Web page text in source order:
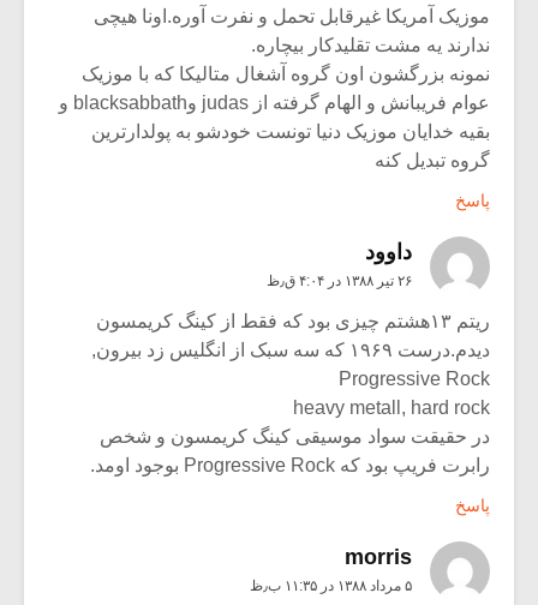
موزیک آمریکا غیرقابل تحمل و نفرت آوره.اونا هیچی
ندارند یه مشت تقلیدکار بیچاره.
نمونه بزرگشون اون گروه آشغال متالیکا که با موزیک
عوام فریبانش و الهام گرفته از judas وblacksabbath و
بقیه خدایان موزیک دنیا تونست خودشو به پولدارترین
گروه تبدیل کنه
پاسخ
داوود
۲۶ تیر ۱۳۸۸ در ۴:۰۴ ق٫ظ
ریتم ۱۳هشتم چیزی بود که فقط از کینگ کریمسون
دیدم.درست ۱۹۶۹ که سه سبک از انگلیس زد بیرون,
Progressive Rock
heavy metall, hard rock
در حقیقت سواد موسیقی کینگ کریمسون و شخص
رابرت فریپ بود که Progressive Rock بوجود اومد.
پاسخ
morris
۵ مرداد ۱۳۸۸ در ۱۱:۳۵ ب٫ظ